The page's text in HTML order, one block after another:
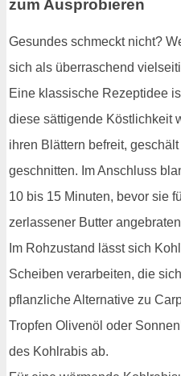
zum Ausprobieren
Gesundes schmeckt nicht?
sich als überraschend
Eine klassische Rezeptidee
diese sättigende Köstlichkeit
ihren Blättern befreit,
geschnitten. Im Anschluss
10 bis 15 Minuten, bevor sie
zerlassener Butter
Im Rohzustand lässt sich
Scheiben verarbeiten, die
pflanzliche Alternative zu
Tropfen Olivenöl oder
des Kohlrabis ab.